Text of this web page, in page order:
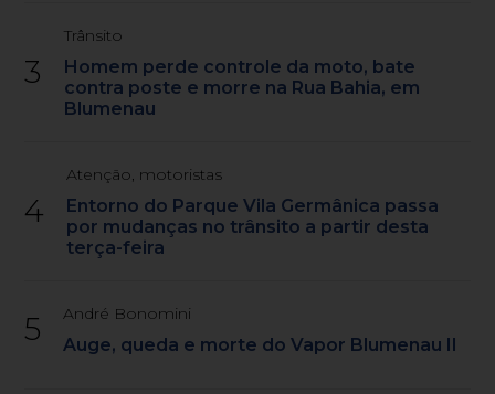
3
Trânsito
Homem perde controle da moto, bate
contra poste e morre na Rua Bahia, em
Blumenau
4
Atenção, motoristas
Entorno do Parque Vila Germânica passa
por mudanças no trânsito a partir desta
terça-feira
5 André Bonomini
Auge, queda e morte do Vapor Blumenau II